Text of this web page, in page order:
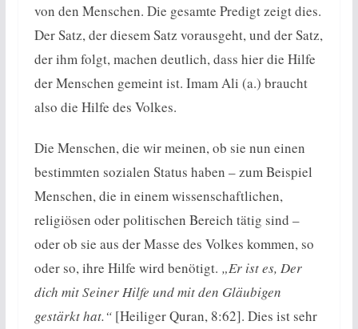
von den Menschen. Die gesamte Predigt zeigt dies.
Der Satz, der diesem Satz vorausgeht, und der Satz,
der ihm folgt, machen deutlich, dass hier die Hilfe
der Menschen gemeint ist. Imam Ali (a.) braucht
also die Hilfe des Volkes.
Die Menschen, die wir meinen, ob sie nun einen
bestimmten sozialen Status haben – zum Beispiel
Menschen, die in einem wissenschaftlichen,
religiösen oder politischen Bereich tätig sind –
oder ob sie aus der Masse des Volkes kommen, so
oder so, ihre Hilfe wird benötigt. „Er ist es, Der
dich mit Seiner Hilfe und mit den Gläubigen
gestärkt hat.“[Heiliger Quran, 8:62]. Dies ist sehr